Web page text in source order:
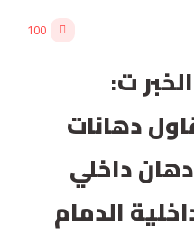
100
ت:
مقاول دهانات
داخلي
الدمام